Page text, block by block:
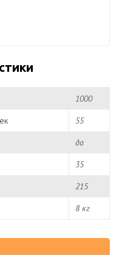
1000
55
да
35
215
8 кг